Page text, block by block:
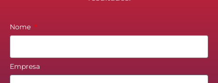
Nome
Empresa